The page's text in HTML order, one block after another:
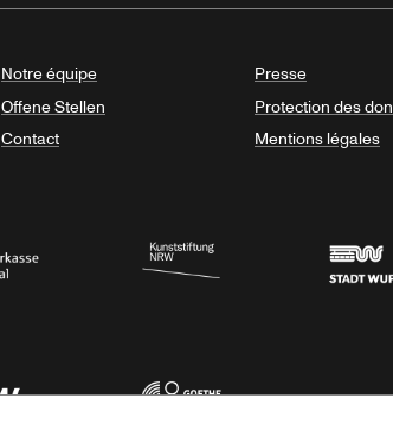
Notre équipe
Offene Stellen
Contact
Presse
Protection des
Mentions légales